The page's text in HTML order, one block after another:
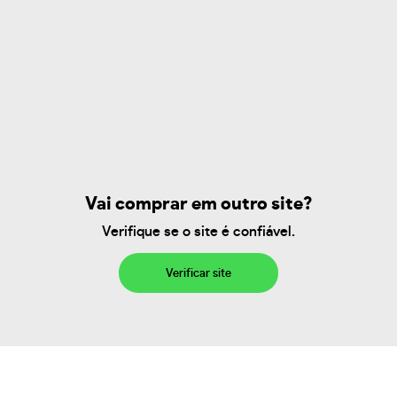
Vai comprar em outro site?
Verifique se o site é confiável.
Verificar site